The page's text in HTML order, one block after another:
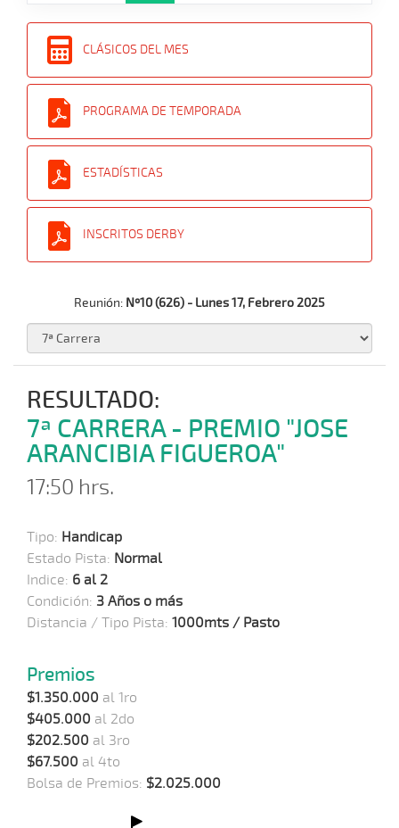
CLÁSICOS DEL MES
PROGRAMA DE TEMPORADA
ESTADÍSTICAS
INSCRITOS DERBY
Reunión: Nº10 (626) - Lunes 17, Febrero 2025
RESULTADO:
7ª CARRERA - PREMIO "JOSE
ARANCIBIA FIGUEROA"
17:50 hrs.
Tipo: Handicap
Estado Pista: Normal
Indice: 6 al 2
Condición: 3 Años o más
Distancia / Tipo Pista: 1000mts / Pasto
Premios
$1.350.000 al 1ro
$405.000 al 2do
$202.500 al 3ro
$67.500 al 4to
Bolsa de Premios: $2.025.000